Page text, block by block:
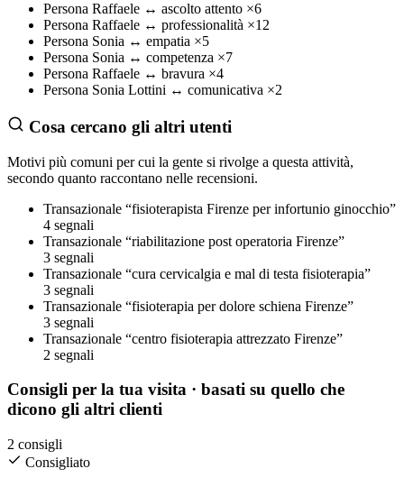
Persona Raffaele ↔ ascolto attento ×6
Persona Raffaele ↔ professionalità ×12
Persona Sonia ↔ empatia ×5
Persona Sonia ↔ competenza ×7
Persona Raffaele ↔ bravura ×4
Persona Sonia Lottini ↔ comunicativa ×2
Cosa cercano gli altri utenti
Motivi più comuni per cui la gente si rivolge a questa attività,
secondo quanto raccontano nelle recensioni.
Transazionale “fisioterapista Firenze per infortunio ginocchio”
4 segnali
Transazionale “riabilitazione post operatoria Firenze”
3 segnali
Transazionale “cura cervicalgia e mal di testa fisioterapia”
3 segnali
Transazionale “fisioterapia per dolore schiena Firenze”
3 segnali
Transazionale “centro fisioterapia attrezzato Firenze”
2 segnali
Consigli per la tua visita · basati su quello che
dicono gli altri clienti
2 consigli
Consigliato